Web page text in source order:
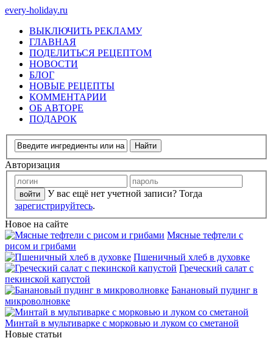
every-holiday.ru
ВЫКЛЮЧИТЬ РЕКЛАМУ
ГЛАВНАЯ
ПОДЕЛИТЬСЯ РЕЦЕПТОМ
НОВОСТИ
БЛОГ
НОВЫЕ РЕЦЕПТЫ
КОММЕНТАРИИ
ОБ АВТОРЕ
ПОДАРОК
Авторизация
У вас ещё нет учетной записи? Тогда
зарегистрируйтесь.
Новое на сайте
Мясные тефтели с
рисом и грибами
Пшеничный хлеб в духовке
Греческий салат с
пекинской капустой
Банановый пудинг в
микроволновке
Минтай в мультиварке с морковью и луком со сметаной
Новые статьи